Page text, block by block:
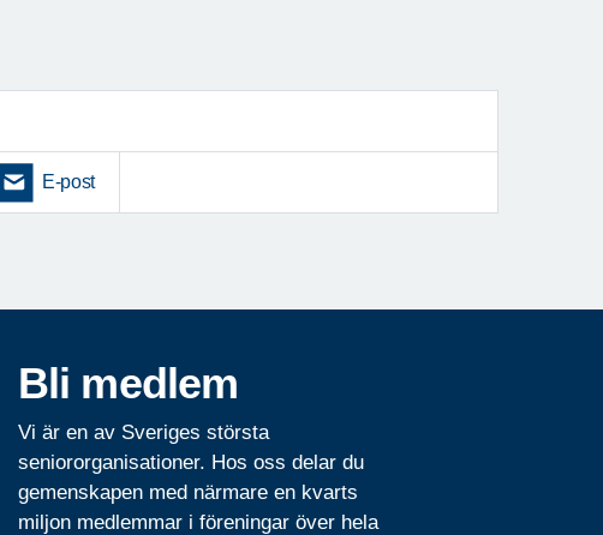
E-post
Bli medlem
Vi är en av Sveriges största
seniororganisationer. Hos oss delar du
gemenskapen med närmare en kvarts
miljon medlemmar i föreningar över hela